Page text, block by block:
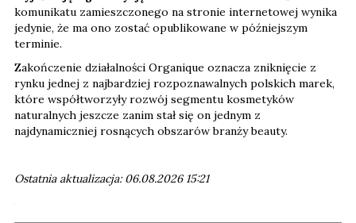
komunikatu zamieszczonego na stronie internetowej wynika
jedynie, że ma ono zostać opublikowane w późniejszym
terminie.
Zakończenie działalności Organique oznacza zniknięcie z
rynku jednej z najbardziej rozpoznawalnych polskich marek,
które współtworzyły rozwój segmentu kosmetyków
naturalnych jeszcze zanim stał się on jednym z
najdynamiczniej rosnących obszarów branży beauty.
Ostatnia aktualizacja: 06.08.2026 15:21